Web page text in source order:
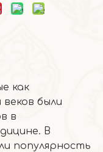
как
были
в
В
популярность